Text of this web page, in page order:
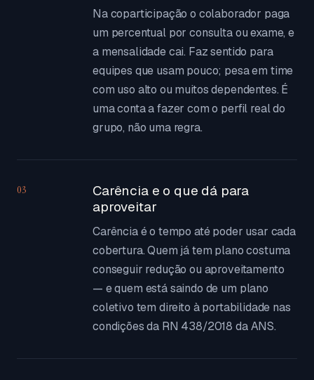
Na coparticipação o colaborador paga
um percentual por consulta ou exame, e
a mensalidade cai. Faz sentido para
equipes que usam pouco; pesa em time
com uso alto ou muitos dependentes. É
uma conta a fazer com o perfil real do
grupo, não uma regra.
03
Carência e o que dá para
aproveitar
Carência é o tempo até poder usar cada
cobertura. Quem já tem plano costuma
conseguir redução ou aproveitamento
— e quem está saindo de um plano
coletivo tem direito à portabilidade nas
condições da RN 438/2018 da ANS.